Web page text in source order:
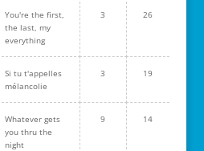
You're the first,
the last, my
everything
3 26
Si tu t'appelles
mélancolie
3 19
Whatever gets
you thru the
night
9 14